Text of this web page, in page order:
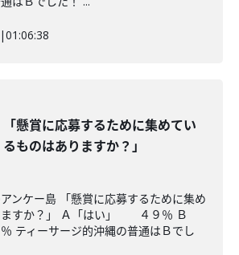
|01:06:38
「懸賞に応募するために集めてい
るものはありますか？」
ンケー島 「懸賞に応募するために集め
ますか？」 Ａ「はい」 ４９％ Ｂ
ティーサージ的沖縄の普通はＢでし